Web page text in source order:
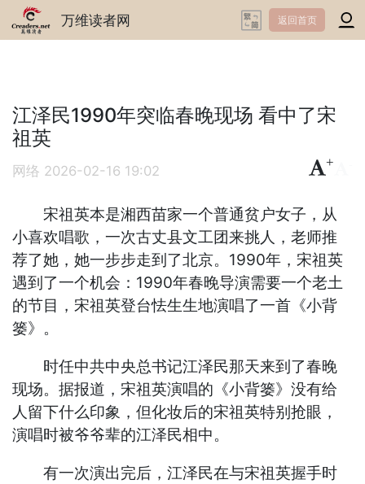
万维读者网 返回首页
江泽民1990年突临春晚现场 看中了宋
祖英
网络 2026-02-16 19:02
+
宋祖英本是湘西苗家一个普通贫户女子，从
小喜欢唱歌，一次古丈县文工团来挑人，老师推
荐了她，她一步步走到了北京。1990年，宋祖英
遇到了一个机会：1990年春晚导演需要一个老土
的节目，宋祖英登台怯生生地演唱了一首《小背
篓》。
时任中共中央总书记江泽民那天来到了春晚
现场。据报道，宋祖英演唱的《小背篓》没有给
人留下什么印象，但化妆后的宋祖英特别抢眼，
演唱时被爷爷辈的江泽民相中。
有一次演出完后，江泽民在与宋祖英握手时